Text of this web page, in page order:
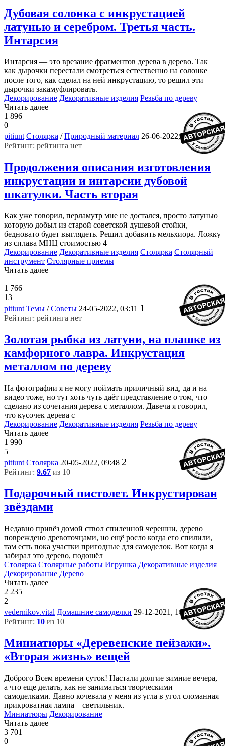
Дубовая солонка с инкрустацией
латунью и серебром. Третья часть.
Интарсия
Интарсия — это врезание фрагментов дерева в дерево. Так
как дырочки перестали смотреться естественно на солонке
после того, как сделал на ней инкрустацию, то решил эти
дырочки закамуфлировать.
Декорирование Декоративные изделия Резьба по дереву
Читать далее
1 896
0
pitiunt Столярка /Природный материал 26-06-2022, 16:31 3
Рейтинг: рейтинга нет
Продолжения описания изготовления
инкрустации и интарсии дубовой
шкатулки. Часть вторая
Как уже говорил, перламутр мне не достался, просто латунью
которую добыл из старой советской душевой стойки,
бедновато будет выглядеть. Решил добавить мельхиора. Ложку
из сплава МНЦ стоимостью 4
Декорирование Декоративные изделия Столярка Столярный
инструмент Столярные приемы
Читать далее
1 766
13
pitiunt Темы /Советы 24-05-2022, 03:11 1
Рейтинг: рейтинга нет
Золотая рыбка из латуни, на плашке из
камфорного лавра. Инкрустация
металлом по дереву
На фотографии я не могу поймать приличный вид, да и на
видео тоже, но тут хоть чуть даёт представление о том, что
сделано из сочетания дерева с металлом. Давеча я говорил,
что кусочек дерева с
Декорирование Декоративные изделия Резьба по дереву
Читать далее
1 990
5
pitiunt Столярка 20-05-2022, 09:48 2
Рейтинг: 9.67 из 10
Подарочный пистолет. Инкрустирован
звёздами
Недавно привёз домой ствол спиленной черешни, дерево
повреждено древоточцами, но ещё росло когда его спилили,
там есть пока участки пригодные для самоделок. Вот когда я
забирал это дерево, подошёл
Столярка Столярные работы Игрушка Декоративные изделия
Декорирование Дерево
Читать далее
2 235
2
vedernikov.vital Домашние самоделки 29-12-2021, 16:36 11
Рейтинг: 10 из 10
Миниатюры «Деревенские пейзажи».
«Вторая жизнь» вещей
Доброго Всем времени суток! Настали долгие зимние вечера,
а что еще делать, как не заниматься творческими
самоделками. Давно кочевала у меня из угла в угол сломанная
прикроватная лампа – светильник.
Миниатюры Декорирование
Читать далее
3 701
0